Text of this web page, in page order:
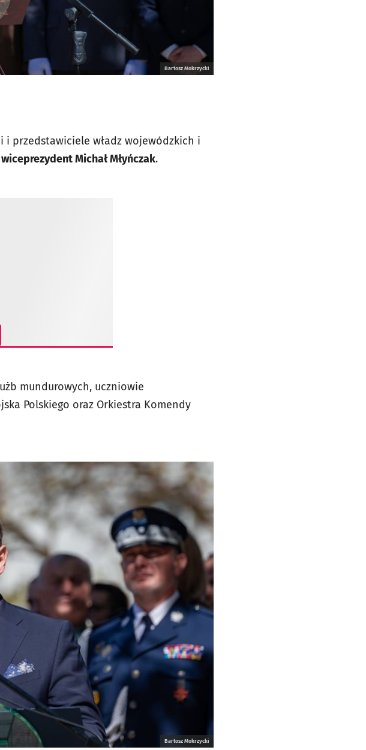
Bartosz Mokrzycki
przedstawiciele władz wojewódzkich i
wiceprezydent Michał Młyńczak.
mundurowych, uczniowie
Polskiego oraz Orkiestra Komendy
Bartosz Mokrzycki